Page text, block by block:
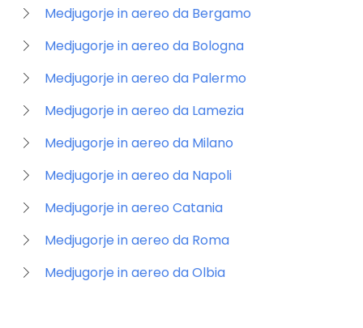
Medjugorje in aereo da Bergamo
Medjugorje in aereo da Bologna
Medjugorje in aereo da Palermo
Medjugorje in aereo da Lamezia
Medjugorje in aereo da Milano
Medjugorje in aereo da Napoli
Medjugorje in aereo Catania
Medjugorje in aereo da Roma
Medjugorje in aereo da Olbia